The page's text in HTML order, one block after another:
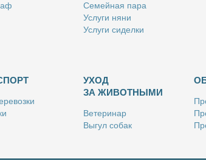
Се­мей­ная па­ра
Услу­ги ня­ни
Услу­ги си­дел­ки
УХОД
ЗА ЖИВОТНЫМИ
Ве­те­ри­нар
Вы­гул со­бак
Стриж­ка жи­вот­ных